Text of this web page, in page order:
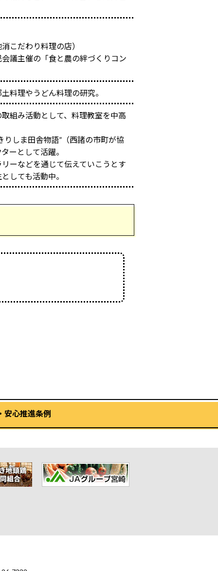
こだわり料理の店）
議主催の「食と農の絆づくりコン
料理やうどん料理の研究。
組み活動として、料理教室を中高
りしま田舎物語”（西諸の市町が協
ーとして活躍。
ーなどを通じて伝えていこうとす
しても活動中。
安心推進条例